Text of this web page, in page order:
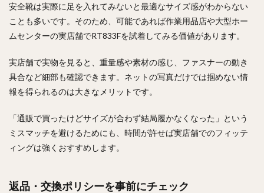
安全靴は実際に足を入れてみないと最適なサイズ感がわからない
ことも多いです。そのため、可能であれば作業用品店や大型ホー
ムセンターの実店舗でRT833Fを試着してみる価値があります。
実店舗で実物を見ると、重量感や素材の感じ、ファスナーの動き
具合など細部も確認できます。ネットの写真だけでは掴めない情
報を得られるのは大きなメリットです。
「通販で買ったけどサイズが合わず結局履かなくなった」という
ミスマッチを避けるためにも、時間が許せば実店舗でのフィッテ
ィングは強くおすすめします。
返品・交換ポリシーを事前にチェック